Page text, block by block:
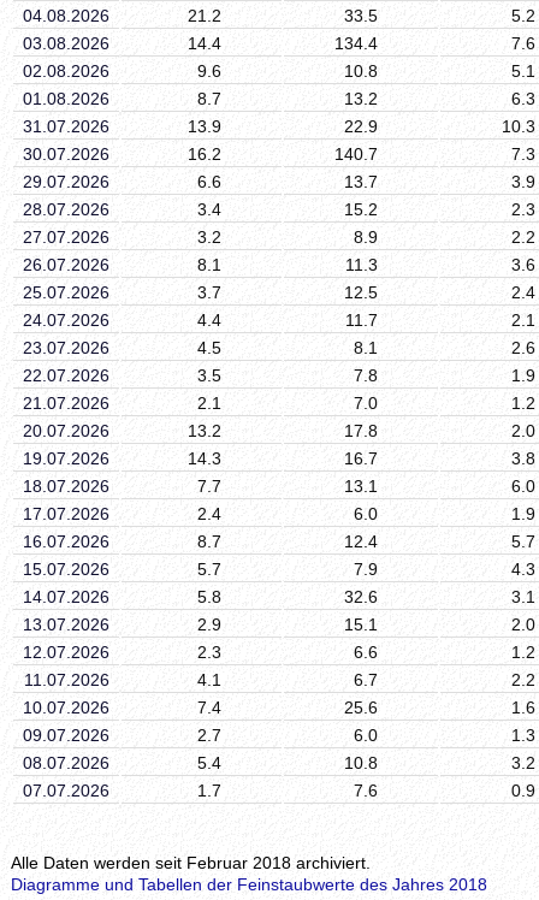
04.08.2026
21.2 33.5
5.2
03.08.2026
14.4 134.4
7.6
02.08.2026
9.6 10.8
5.1
01.08.2026
8.7 13.2
6.3
31.07.2026
13.9 22.9
10.3
30.07.2026
16.2 140.7
7.3
29.07.2026
6.6 13.7
3.9
28.07.2026
3.4 15.2
2.3
27.07.2026
3.2 8.9
2.2
26.07.2026
8.1 11.3
3.6
25.07.2026
3.7 12.5
2.4
24.07.2026
4.4 11.7
2.1
23.07.2026
4.5 8.1
2.6
22.07.2026
3.5 7.8
1.9
21.07.2026
2.1 7.0
1.2
20.07.2026
13.2 17.8
2.0
19.07.2026
14.3 16.7
3.8
18.07.2026
7.7 13.1
6.0
17.07.2026
2.4 6.0
1.9
16.07.2026
8.7 12.4
5.7
15.07.2026
5.7 7.9
4.3
14.07.2026
5.8 32.6
3.1
13.07.2026
2.9 15.1
2.0
12.07.2026
2.3 6.6
1.2
11.07.2026
4.1 6.7
2.2
10.07.2026
7.4 25.6
1.6
09.07.2026
2.7 6.0
1.3
08.07.2026
5.4 10.8
3.2
07.07.2026
1.7 7.6 0.9
Alle Daten werden seit Februar 2018 archiviert.
Diagramme und Tabellen der Feinstaubwerte des Jahres 2018